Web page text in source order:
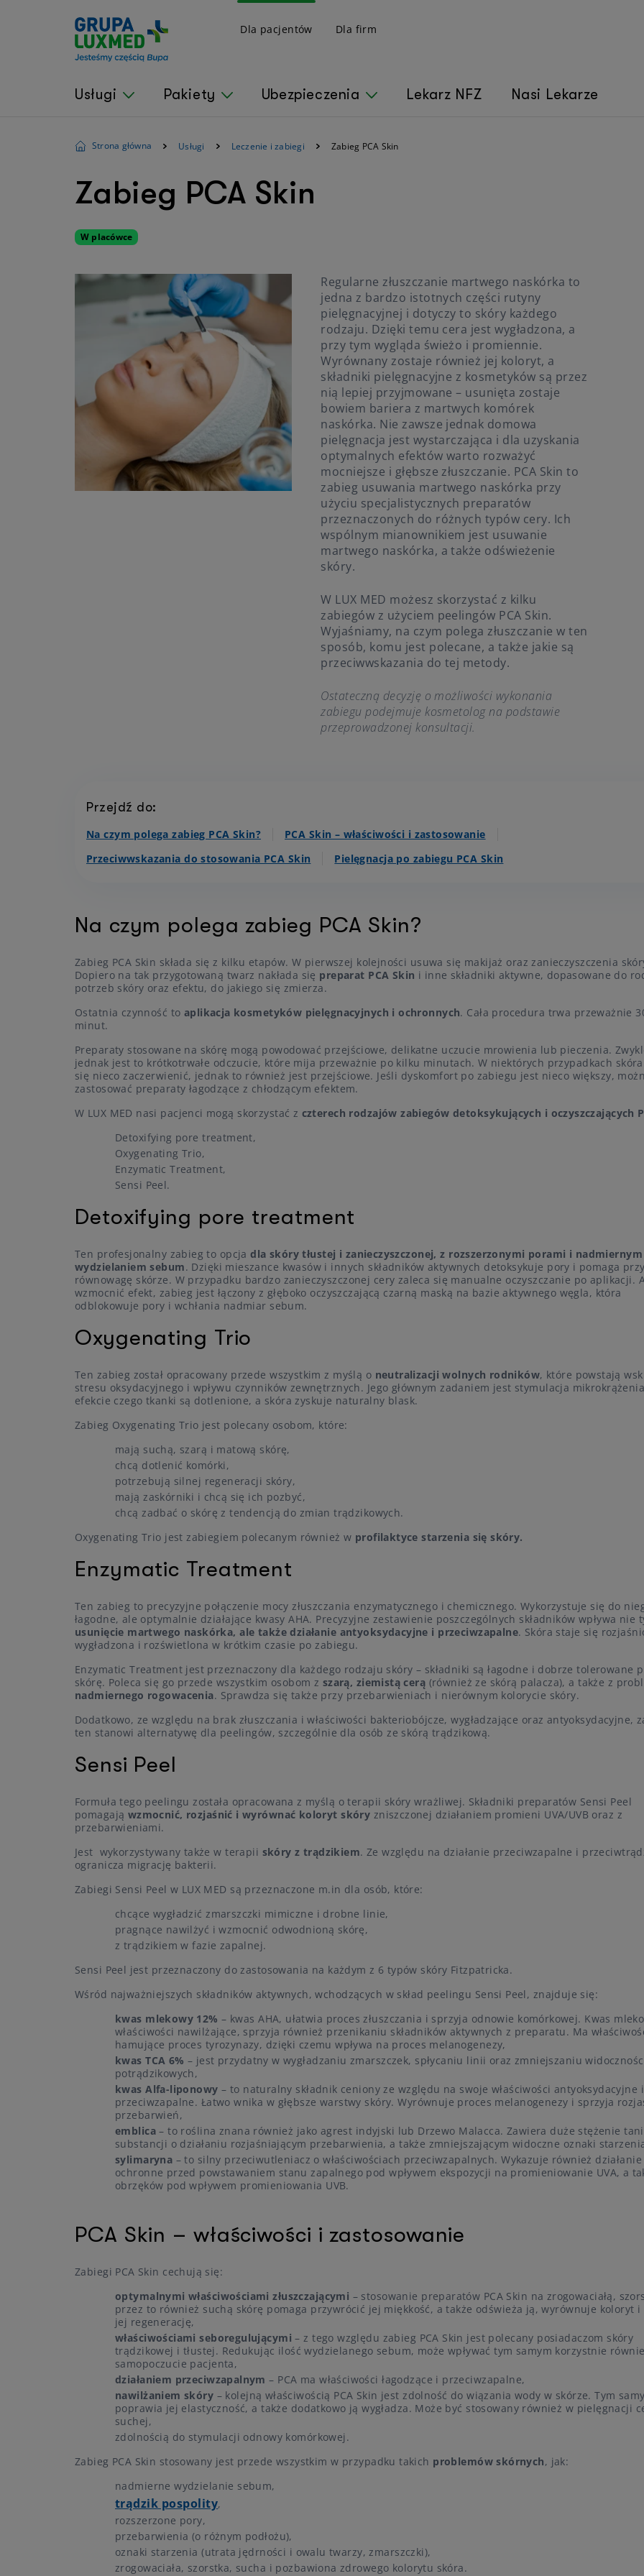
Dla pacjentów Dla firm
Usługi Pakiety Ubezpieczenia Lekarz NFZ Nasi Lekarze
Strona główna Usługi Leczenie i zabiegi Zabieg PCA Skin
Zabieg PCA Skin
W placówce
Regularne złuszczanie martwego naskórka to
jedna z bardzo istotnych części rutyny
pielęgnacyjnej i dotyczy to skóry każdego
rodzaju. Dzięki temu cera jest wygładzona, a
przy tym wygląda świeżo i promiennie.
Wyrównany zostaje również jej koloryt, a
składniki pielęgnacyjne z kosmetyków są przez
nią lepiej przyjmowane – usunięta zostaje
bowiem bariera z martwych komórek
naskórka. Nie zawsze jednak domowa
pielęgnacja jest wystarczająca i dla uzyskania
optymalnych efektów warto rozważyć
mocniejsze i głębsze złuszczanie. PCA Skin to
zabieg usuwania martwego naskórka przy
użyciu specjalistycznych preparatów
przeznaczonych do różnych typów cery. Ich
wspólnym mianownikiem jest usuwanie
martwego naskórka, a także odświeżenie
skóry.
W LUX MED możesz skorzystać z kilku
zabiegów z użyciem peelingów PCA Skin.
Wyjaśniamy, na czym polega złuszczanie w ten
sposób, komu jest polecane, a także jakie są
przeciwwskazania do tej metody.
Ostateczną decyzję o możliwości wykonania
zabiegu podejmuje kosmetolog na podstawie
przeprowadzonej konsultacji.
Przejdź do:
Na czym polega zabieg PCA Skin?
PCA Skin – właściwości i zastosowanie
Przeciwwskazania do stosowania PCA Skin
Pielęgnacja po zabiegu PCA Skin
Na czym polega zabieg PCA Skin?
Zabieg PCA Skin składa się z kilku etapów. W pierwszej kolejności usuwa się makijaż oraz zanieczyszczenia
Dopiero na tak przygotowaną twarz nakłada się preparat PCA Skin i inne składniki aktywne, dopasowane do
potrzeb skóry oraz efektu, do jakiego się zmierza.
Ostatnia czynność to aplikacja kosmetyków pielęgnacyjnych i ochronnych. Cała procedura trwa przeważnie
minut.
Preparaty stosowane na skórę mogą powodować przejściowe, delikatne uczucie mrowienia lub pieczenia.
jednak jest to krótkotrwałe odczucie, które mija przeważnie po kilku minutach. W niektórych przypadkach
się nieco zaczerwienić, jednak to również jest przejściowe. Jeśli dyskomfort po zabiegu jest nieco większy,
zastosować preparaty łagodzące z chłodzącym efektem.
W LUX MED nasi pacjenci mogą skorzystać z czterech rodzajów zabiegów detoksykujących i oczyszczających
Detoxifying pore treatment,
Oxygenating Trio,
Enzymatic Treatment,
Sensi Peel.
Detoxifying pore treatment
Ten profesjonalny zabieg to opcjadla skóry tłustej i zanieczyszczonej, z rozszerzonymi porami i nadmiernym
wydzielaniem sebum. Dzięki mieszance kwasów i innych składników aktywnych detoksykuje pory i pomaga
równowagę skórze. W przypadku bardzo zanieczyszczonej cery zaleca się manualne oczyszczanie po aplikacji.
wzmocnić efekt, zabieg jest łączony z głęboko oczyszczającą czarną maską na bazie aktywnego węgla, która
odblokowuje pory i wchłania nadmiar sebum.
Oxygenating Trio
Ten zabieg został opracowany przede wszystkim z myślą o neutralizacji wolnych rodników, które powstają
stresu oksydacyjnego i wpływu czynników zewnętrznych. Jego głównym zadaniem jest stymulacja
efekcie czego tkanki są dotlenione, a skóra zyskuje naturalny blask.
Zabieg Oxygenating Trio jest polecany osobom, które:
mają suchą, szarą i matową skórę,
chcą dotlenić komórki,
potrzebują silnej regeneracji skóry,
mają zaskórniki i chcą się ich pozbyć,
chcą zadbać o skórę z tendencją do zmian trądzikowych.
Oxygenating Trio jest zabiegiem polecanym również w profilaktyce starzenia się skóry.
Enzymatic Treatment
Ten zabieg to precyzyjne połączenie mocy złuszczania enzymatycznego i chemicznego. Wykorzystuje się do
łagodne, ale optymalnie działające kwasy AHA. Precyzyjne zestawienie poszczególnych składników wpływa nie
usunięcie martwego naskórka, ale także działanie antyoksydacyjne i przeciwzapalne. Skóra staje się
wygładzona i rozświetlona w krótkim czasie po zabiegu.
Enzymatic Treatment jest przeznaczony dla każdego rodzaju skóry – składniki są łagodne i dobrze tolerowane
skórę. Poleca się go przede wszystkim osobom z szarą, ziemistą cerą (również ze skórą palacza), a także z
nadmiernego rogowacenia. Sprawdza się także przy przebarwieniach i nierównym kolorycie skóry.
Dodatkowo, ze względu na brak złuszczania i właściwości bakteriobójcze, wygładzające oraz antyoksydacyjne,
ten stanowi alternatywę dla peelingów, szczególnie dla osób ze skórą trądzikową.
Sensi Peel
Formuła tego peelingu została opracowana z myślą o terapii skóry wrażliwej. Składniki preparatów Sensi Peel
pomagają wzmocnić, rozjaśnić i wyrównać koloryt skóry zniszczonej działaniem promieni UVA/UVB oraz z
przebarwieniami.
Jest wykorzystywany także w terapii skóry z trądzikiem. Ze względu na działanie przeciwzapalne i
ogranicza migrację bakterii.
Zabiegi Sensi Peel w LUX MED są przeznaczone m.in dla osób, które:
chcące wygładzić zmarszczki mimiczne i drobne linie,
pragnące nawilżyć i wzmocnić odwodnioną skórę,
z trądzikiem w fazie zapalnej.
Sensi Peel jest przeznaczony do zastosowania na każdym z 6 typów skóry Fitzpatricka.
Wśród najważniejszych składników aktywnych, wchodzących w skład peelingu Sensi Peel, znajduje się:
kwas mlekowy 12% – kwas AHA, ułatwia proces złuszczania i sprzyja odnowie komórkowej. Kwas
właściwości nawilżające, sprzyja również przenikaniu składników aktywnych z preparatu. Ma
hamujące proces tyrozynazy, dzięki czemu wpływa na proces melanogenezy,
kwas TCA 6% – jest przydatny w wygładzaniu zmarszczek, spłycaniu linii oraz zmniejszaniu
potrądzikowych,
kwas Alfa-liponowy – to naturalny składnik ceniony ze względu na swoje właściwości antyoksydacyjne i
przeciwzapalne. Łatwo wnika w głębsze warstwy skóry. Wyrównuje proces melanogenezy i sprzyja
przebarwień,
emblica– to roślina znana również jako agrest indyjski lub Drzewo Malacca. Zawiera duże stężenie
substancji o działaniu rozjaśniającym przebarwienia, a także zmniejszającym widoczne oznaki
sylimaryna – to silny przeciwutleniacz o właściwościach przeciwzapalnych. Wykazuje również działanie
ochronne przed powstawaniem stanu zapalnego pod wpływem ekspozycji na promieniowanie UVA, a
obrzęków pod wpływem promieniowania UVB.
PCA Skin – właściwości i zastosowanie
Zabiegi PCA Skin cechują się:
optymalnymi właściwościami złuszczającymi – stosowanie preparatów PCA Skin na zrogowaciałą,
przez to również suchą skórę pomaga przywrócić jej miękkość, a także odświeża ją, wyrównuje koloryt
jej regenerację,
właściwościami seboregulującymi – z tego względu zabieg PCA Skin jest polecany posiadaczom skóry
trądzikowej i tłustej. Redukując ilość wydzielanego sebum, może wpływać tym samym korzystnie
samopoczucie pacjenta,
działaniem przeciwzapalnym – PCA ma właściwości łagodzące i przeciwzapalne,
nawilżaniem skóry – kolejną właściwością PCA Skin jest zdolność do wiązania wody w skórze. Tym
poprawia jej elastyczność, a także dodatkowo ją wygładza. Może być stosowany również w pielęgnacji
suchej,
zdolnością do stymulacji odnowy komórkowej.
Zabieg PCA Skin stosowany jest przede wszystkim w przypadku takich problemów skórnych, jak:
nadmierne wydzielanie sebum,
trądzik pospolity,
rozszerzone pory,
przebarwienia (o różnym podłożu),
oznaki starzenia (utrata jędrności i owalu twarzy, zmarszczki),
zrogowaciała, szorstka, sucha i pozbawiona zdrowego kolorytu skóra.